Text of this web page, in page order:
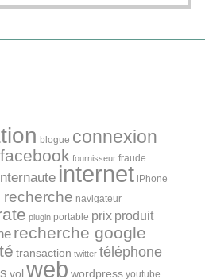
blogue connexion
facebook fournisseur fraude
internet iPhone
recherche navigateur
plugin portable prix produit
recherche google
transaction twitter téléphone
vol web wordpress youtube